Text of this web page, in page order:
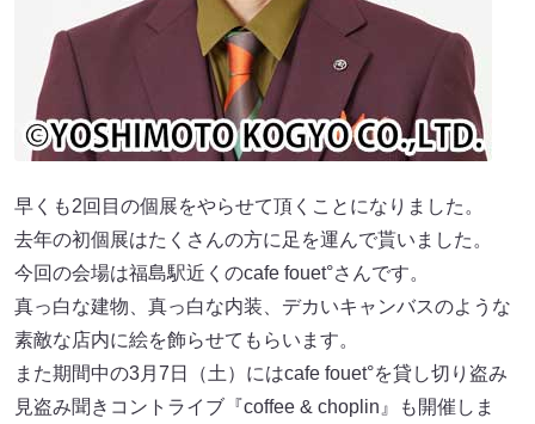
早くも2回目の個展をやらせて頂くことになりました。
去年の初個展はたくさんの方に足を運んで貰いました。
今回の会場は福島駅近くのcafe fouet°さんです。
真っ白な建物、真っ白な内装、デカいキャンバスのような
素敵な店内に絵を飾らせてもらいます。
また期間中の3月7日（土）にはcafe fouet°を貸し切り盗み
見盗み聞きコントライブ『coffee & choplin』も開催しま